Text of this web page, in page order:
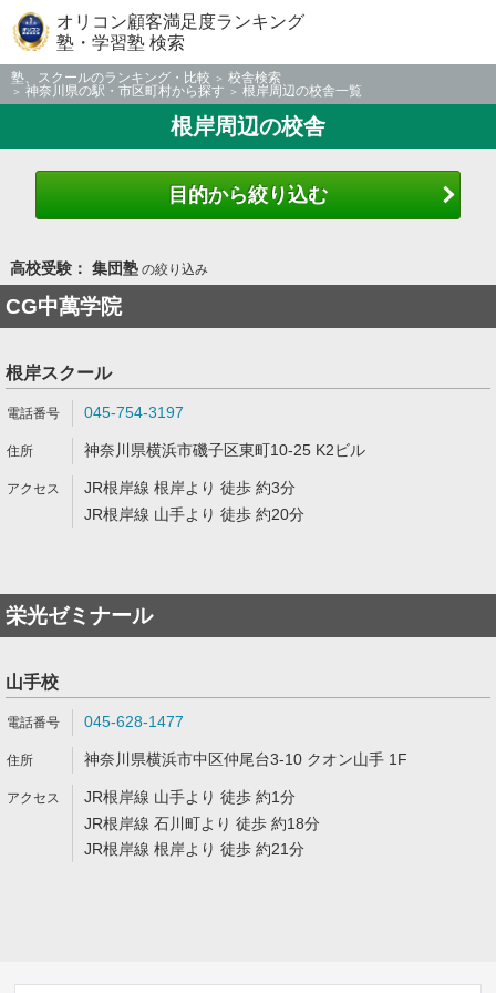
オリコン顧客満足度ランキング
塾・学習塾 検索
塾、スクールのランキング・比較
校舎検索
神奈川県の駅・市区町村から探す
根岸周辺の校舎一覧
根岸周辺の校舎
目的から絞り込む
高校受験： 集団塾の絞り込み
CG中萬学院
根岸スクール
045-754-3197
神奈川県横浜市磯子区東町10-25 K2ビル
JR根岸線 根岸より 徒歩 約3分
JR根岸線 山手より 徒歩 約20分
栄光ゼミナール
山手校
045-628-1477
神奈川県横浜市中区仲尾台3-10 クオン山手 1F
JR根岸線 山手より 徒歩 約1分
JR根岸線 石川町より 徒歩 約18分
JR根岸線 根岸より 徒歩 約21分